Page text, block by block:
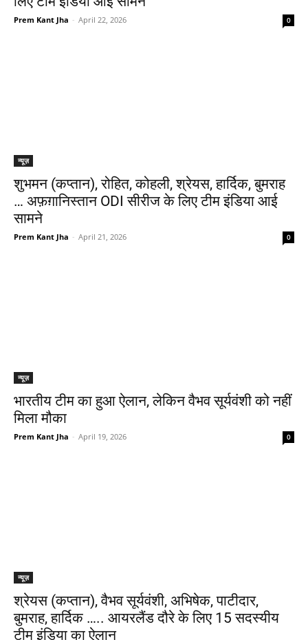
Prem Kant Jha - April 22, 2026 0
न्यूज़
शुभमन (कप्तान), रोहित, कोहली, श्रेयस, हार्दिक, बुमराह
… अफ़ग़ानिस्तान ODI सीरीज के लिए टीम इंडिया आई
सामने
Prem Kant Jha - April 21, 2026 0
न्यूज़
भारतीय टीम का हुआ ऐलान, लेकिन वैभव सूर्यवंशी को नहीं
मिला मौका
Prem Kant Jha - April 19, 2026 0
न्यूज़
श्रेयस (कप्तान), वैभव सूर्यवंशी, अभिषेक, पाटीदार,
बुमराह, हार्दिक ….. आयरलैंड दौरे के लिए 15 सदस्यीय
टीम इंडिया का ऐलान